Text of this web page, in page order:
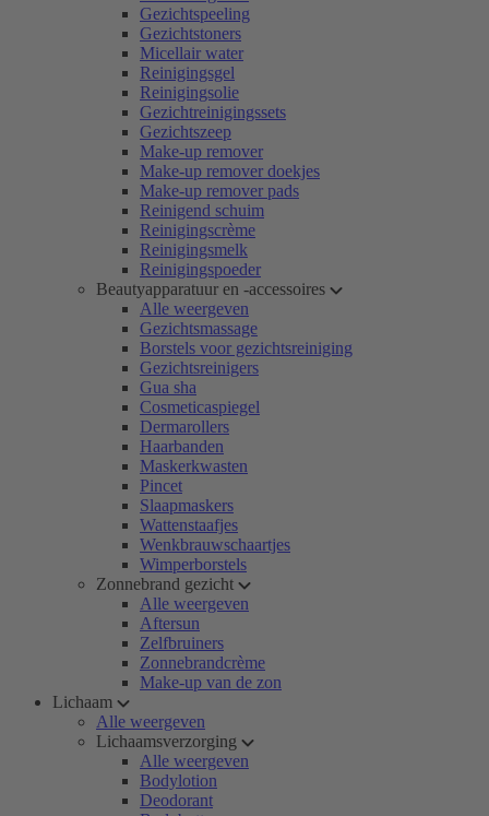
Gezichtspeeling
Gezichtstoners
Micellair water
Reinigingsgel
Reinigingsolie
Gezichtreinigingssets
Gezichtszeep
Make-up remover
Make-up remover doekjes
Make-up remover pads
Reinigend schuim
Reinigingscrème
Reinigingsmelk
Reinigingspoeder
Beautyapparatuur en -accessoires
Alle weergeven
Gezichtsmassage
Borstels voor gezichtsreiniging
Gezichtsreinigers
Gua sha
Cosmeticaspiegel
Dermarollers
Haarbanden
Maskerkwasten
Pincet
Slaapmaskers
Wattenstaafjes
Wenkbrauwschaartjes
Wimperborstels
Zonnebrand gezicht
Alle weergeven
Aftersun
Zelfbruiners
Zonnebrandcrème
Make-up van de zon
Lichaam
Alle weergeven
Lichaamsverzorging
Alle weergeven
Bodylotion
Deodorant